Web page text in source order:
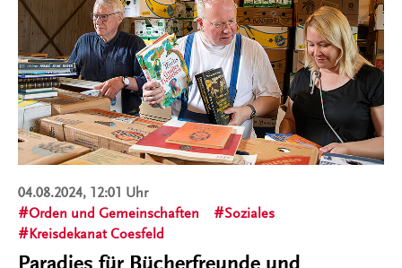
04.08.2024, 12:01 Uhr
Orden und Gemeinschaften
Soziales
Kreisdekanat Coesfeld
Paradies für Bücherfreunde und